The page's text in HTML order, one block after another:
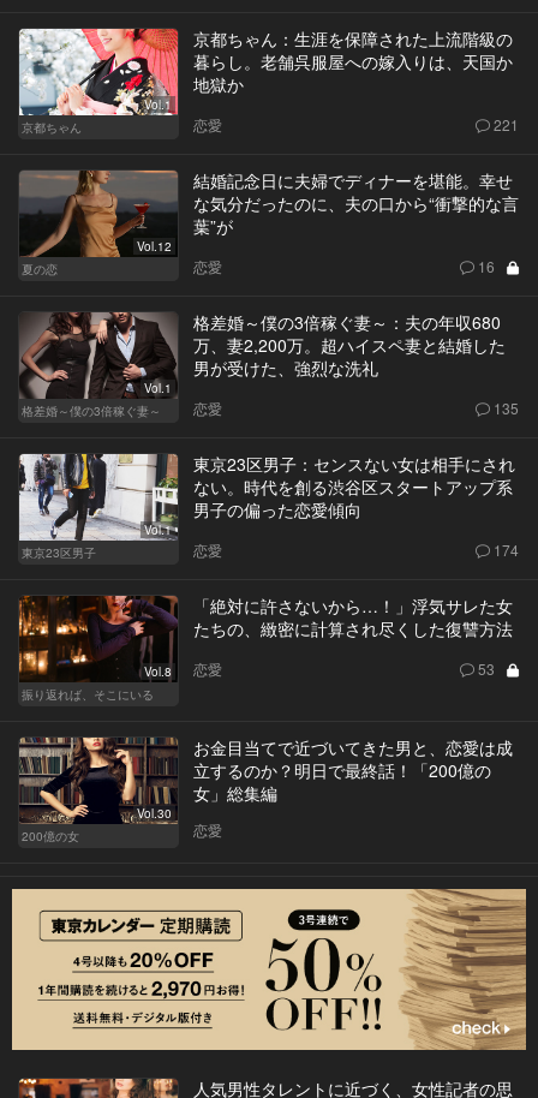
Vol.1
京都ちゃん
京都ちゃん：生涯を保障された上流階級の
暮らし。老舗呉服屋への嫁入りは、天国か
地獄か
恋愛 221
Vol.12
夏の恋
結婚記念日に夫婦でディナーを堪能。幸せ
な気分だったのに、夫の口から“衝撃的な言
葉”が
恋愛 16
Vol.1
格差婚～僕の3倍稼ぐ妻～
格差婚～僕の3倍稼ぐ妻～：夫の年収680
万、妻2,200万。超ハイスペ妻と結婚した
男が受けた、強烈な洗礼
恋愛 135
Vol.1
東京23区男子
東京23区男子：センスない女は相手にされ
ない。時代を創る渋谷区スタートアップ系
男子の偏った恋愛傾向
恋愛 174
Vol.8
振り返れば、そこにいる
「絶対に許さないから…！」浮気サレた女
たちの、緻密に計算され尽くした復讐方法
恋愛 53
Vol.30
200億の女
お金目当てで近づいてきた男と、恋愛は成
立するのか？明日で最終話！「200億の
女」総集編
恋愛
人気男性タレントに近づく、女性記者の思